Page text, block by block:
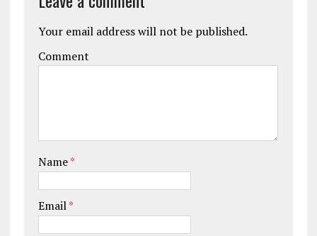
Your email address will not be published.
Comment
Name*
Email*